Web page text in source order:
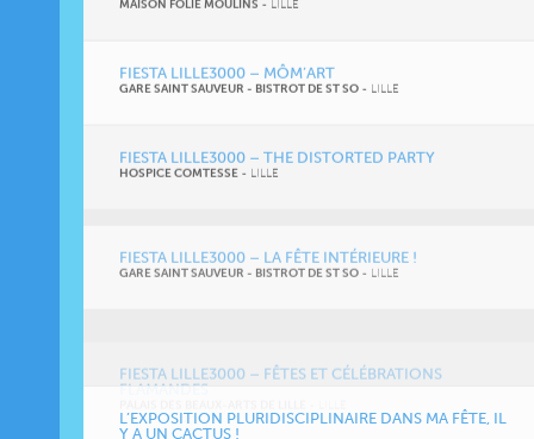
GARE SAINT SAUVEUR - BISTROT DE ST SO
Y A UN CACTUS !
BUREAU D'ART ET DE RECHERCHE (B.A.R. #2)